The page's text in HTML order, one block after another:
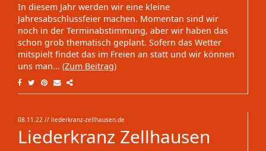
In diesem Jahr werden wir eine kleine
Jahresabschlussfeier machen. Momentan sind wir
noch in der Terminabstimmung, aber wir haben das
schon grob thematisch geplant. Sofern das Wetter
mitspielt findet das im Freien an statt und wir können
uns man... (Zum Beitrag)
08.11.22 // liederkranz-zellhausen.de
Liederkranz Zellhausen